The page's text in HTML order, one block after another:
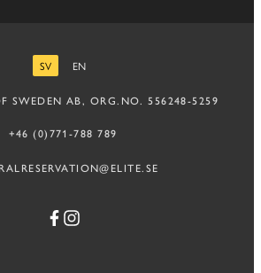
SV
EN
SWEDEN AB, ORG.NO. 556248-5259
+46 (0)771-788 789